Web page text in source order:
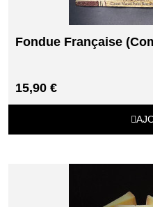
15,90 €